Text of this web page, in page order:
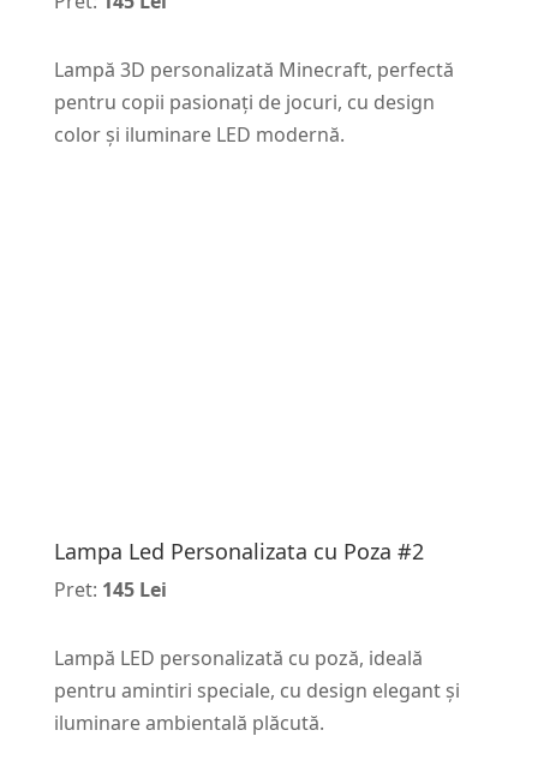
Lampă 3D personalizată Minecraft, perfectă
pentru copii pasionați de jocuri, cu design
color și iluminare LED modernă.
Lampa Led Personalizata cu Poza #2
Pret: 145 Lei
Lampă LED personalizată cu poză, ideală
pentru amintiri speciale, cu design elegant și
iluminare ambientală plăcută.